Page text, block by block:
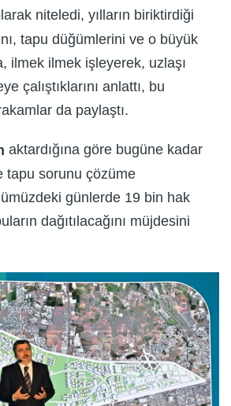
niteledi, yılların biriktirdiği
tapu düğümlerini ve o büyük
ilmek ilmek işleyerek, uzlaşı
çalıştıklarını anlattı, bu
da paylaştı.
aktardığına göre bugüne kadar
tapu sorunu çözüme
günlerde 19 bin hak
dağıtılacağını müjdesini